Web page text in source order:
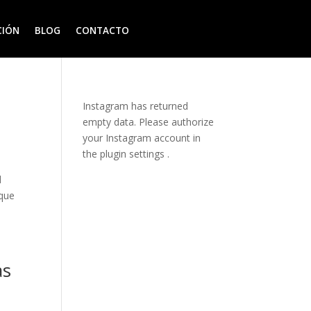
BLOG CONTACTO
Instagram has returned
empty data. Please authorize
your Instagram account in
theplugin settings .